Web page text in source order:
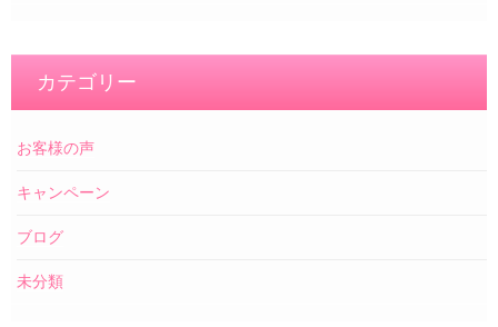
カテゴリー
お客様の声
キャンペーン
ブログ
未分類